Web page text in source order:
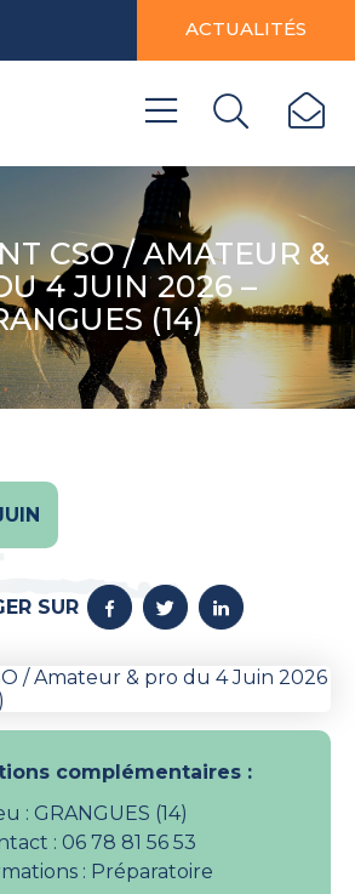
ACTUALITÉS
CSO / AMATEUR &
4 JUIN 2026 –
(14)
SUR
complémentaires :
: GRANGUES (14)
: 06 78 81 56 53
: Préparatoire